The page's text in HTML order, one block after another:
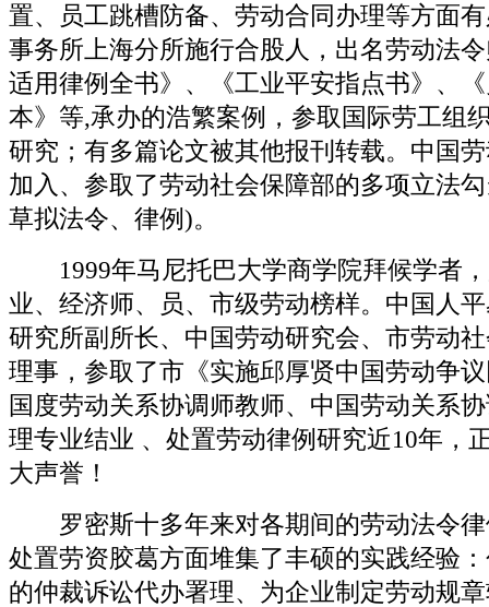
置、员工跳槽防备、劳动合同办理等方面
事务所上海分所施行合股人，出名劳动法
适用律例全书》、《工业平安指点书》、
本》等,承办的浩繁案例，参取国际劳工组
研究；有多篇论文被其他报刊转载。中国
加入、参取了劳动社会保障部的多项立法
草拟法令、律例)。
1999年马尼托巴大学商学院拜候学者，
业、经济师、员、市级劳动榜样。中国人
研究所副所长、中国劳动研究会、市劳动
理事，参取了市《实施邱厚贤中国劳动争
国度劳动关系协调师教师、中国劳动关系
理专业结业 、处置劳动律例研究近10年，
大声誉！
罗密斯十多年来对各期间的劳动法令律
处置劳资胶葛方面堆集了丰硕的实践经验
的仲裁诉讼代办署理、为企业制定劳动规